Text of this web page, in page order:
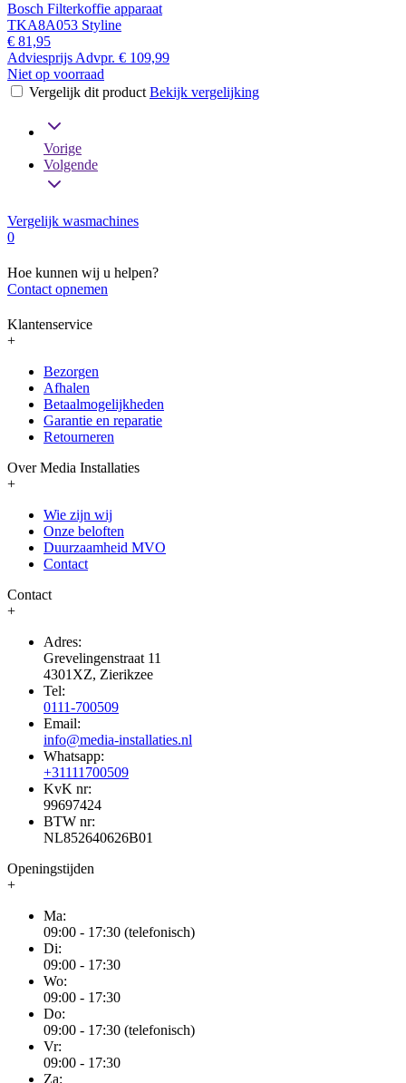
Bosch Filterkoffie apparaat
TKA8A053 Styline
€ 81,95
Adviesprijs Advpr. € 109,99
Niet op voorraad
Vergelijk dit product Bekijk vergelijking
Vorige
Volgende
Vergelijk wasmachines
0
Hoe kunnen wij u helpen?
Contact opnemen
Klantenservice
+
Bezorgen
Afhalen
Betaalmogelijkheden
Garantie en reparatie
Retourneren
Over Media Installaties
+
Wie zijn wij
Onze beloften
Duurzaamheid MVO
Contact
Contact
+
Adres:
Grevelingenstraat 11
4301XZ, Zierikzee
Tel:
0111-700509
Email:
info@media-installaties.nl
Whatsapp:
+31111700509
KvK nr:
99697424
BTW nr:
NL852640626B01
Openingstijden
+
Ma:
09:00 - 17:30 (telefonisch)
Di:
09:00 - 17:30
Wo:
09:00 - 17:30
Do:
09:00 - 17:30 (telefonisch)
Vr:
09:00 - 17:30
Za: